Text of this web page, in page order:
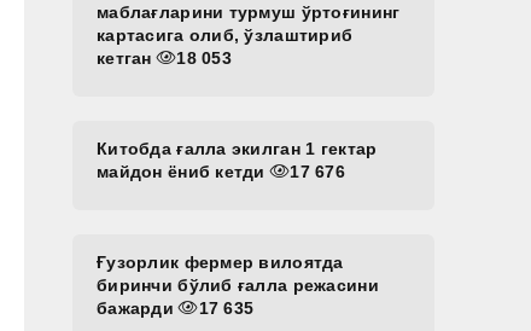
маблағларини турмуш ўртоғининг
картасига олиб, ўзлаштириб
кетган
18 053
Китобда ғалла экилган 1 гектар
майдон ёниб кетди
17 676
Ғузорлик фермер вилоятда
биринчи бўлиб ғалла режасини
бажарди
17 635